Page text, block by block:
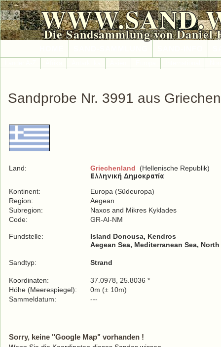
Die Sandsammlung von Daniel
Sandprobe Nr. 3991 aus
Land: Griechenland (Hellenische Republik)
Kontinent:
Europa (Südeuropa)
Region:
Aegean
Subregion:
Naxos and Mikres Kyklades
Code:
GR-AI-NM
Fundstelle:
Island Donousa, Kendros
Aegean Sea, Mediterranean Sea,
Sandtyp: Strand
Koordinaten:
37.0978, 25.8036 *
Höhe (Meerespiegel):
0m (± 10m)
Sammeldatum:
---
Sorry, keine "Google Map" vorhanden !